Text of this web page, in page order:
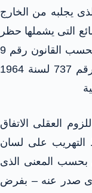
يجلبه من الخارج
التى يشملها حظر
الترخيص باستيرادها لآحاد الناس عموماً بحسب القانون رقم 9
لسنة 1959 فى شأن الاستيراد والقرار رقم 737 لسنة 1964
العقلى الاتفاق
التهريب على لسان
بحسب المعنى الذى
صدر عنه – بفرض